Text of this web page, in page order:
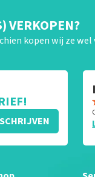
VERKOPEN?
kopen wij ze wel